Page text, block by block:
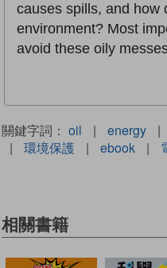
causes spills, and how
environment? Most
avoid these oily
關鍵字詞： oil | energy |
|
環境保護 | ebook |
相關書籍